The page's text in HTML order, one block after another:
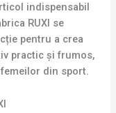
indispensabil
RUXI se
pentru a crea
practic și frumos,
din sport.